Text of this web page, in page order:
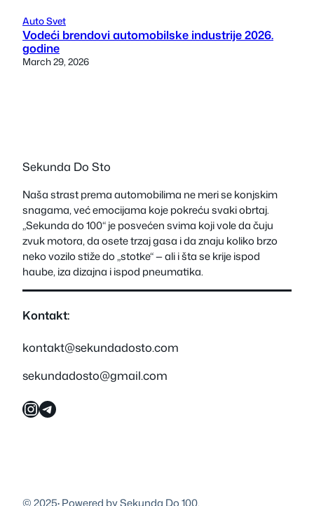
Auto Svet
Vodeći brendovi automobilske industrije 2026.
godine
March 29, 2026
Sekunda Do Sto
Naša strast prema automobilima ne meri se konjskim
snagama, već emocijama koje pokreću svaki obrtaj.
„Sekunda do 100“ je posvećen svima koji vole da čuju
zvuk motora, da osete trzaj gasa i da znaju koliko brzo
neko vozilo stiže do „stotke“ — ali i šta se krije ispod
haube, iza dizajna i ispod pneumatika.
Kontakt:
kontakt@sekundadosto.com
sekundadosto@gmail.com
InstagramTelegram
© 2025·Powered by Sekunda Do 100.